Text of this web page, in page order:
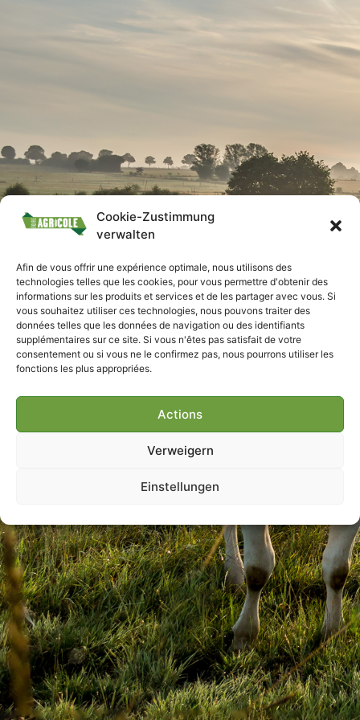
Cookie-Zustimmung
verwalten
Afin de vous offrir une expérience optimale, nous utilisons des
technologies telles que les cookies, pour vous permettre d'obtenir des
informations sur les produits et services et de les partager avec vous. Si
vous souhaitez utiliser ces technologies, nous pouvons traiter des
données telles que les données de navigation ou des identifiants
supplémentaires sur ce site. Si vous n'êtes pas satisfait de votre
consentement ou si vous ne le confirmez pas, nous pourrons utiliser les
fonctions les plus appropriées.
Actions
Verweigern
Einstellungen
Villmools Merci ! A la
prochaine Joer !